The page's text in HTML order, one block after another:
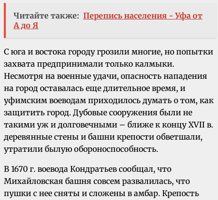
Читайте также: Перепись населения - Уфа от
А до Я
С юга и востока городу грозили многие, но попытки
захвата предпринимали только калмыки.
Несмотря на военные удачи, опасность нападения
на город оставалась еще длительное время, и
уфимским воеводам приходилось думать о том, как
защитить город. Дубовые сооружения были не
такими уж и долговечными – ближе к концу XVII в.
деревянные стены и башни крепости обветшали,
утратили былую обороноспособность.
В 1670 г. воевода Кондратьев сообщал, что
Михайловская башня совсем развалилась, что
пушки с нее сняты и сложены в амбар. Крепость